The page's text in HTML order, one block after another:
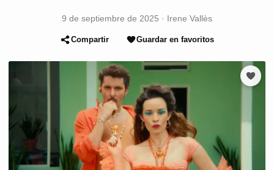
9 de septiembre de 2025 · Irene Vallès
Compartir Guardar en favoritos